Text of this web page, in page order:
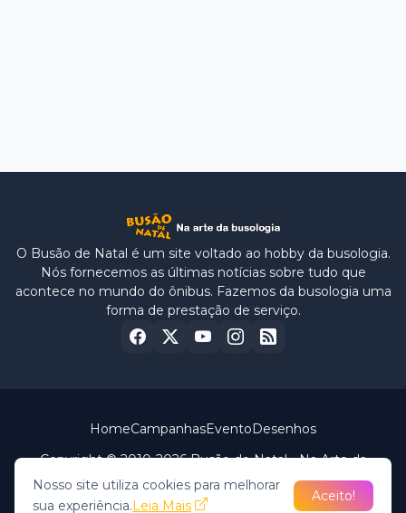
O Busão de Natal é um site voltado ao hobby da busologia.
Nós fornecemos as últimas notícias sobre tudo que
acontece no mundo do ônibus. Fazemos da busologia uma
forma de prestação de serviço.
Copyright © 2010-2026 Busão de Natal - Na Arte da
Busologia.
Reprodução de imagem e conteúdo autorizado desde que
HomeCampanhasEventoDesenhos
Nosso site utiliza cookies para melhorar
sua experiência.Leia Mais
Aceito!